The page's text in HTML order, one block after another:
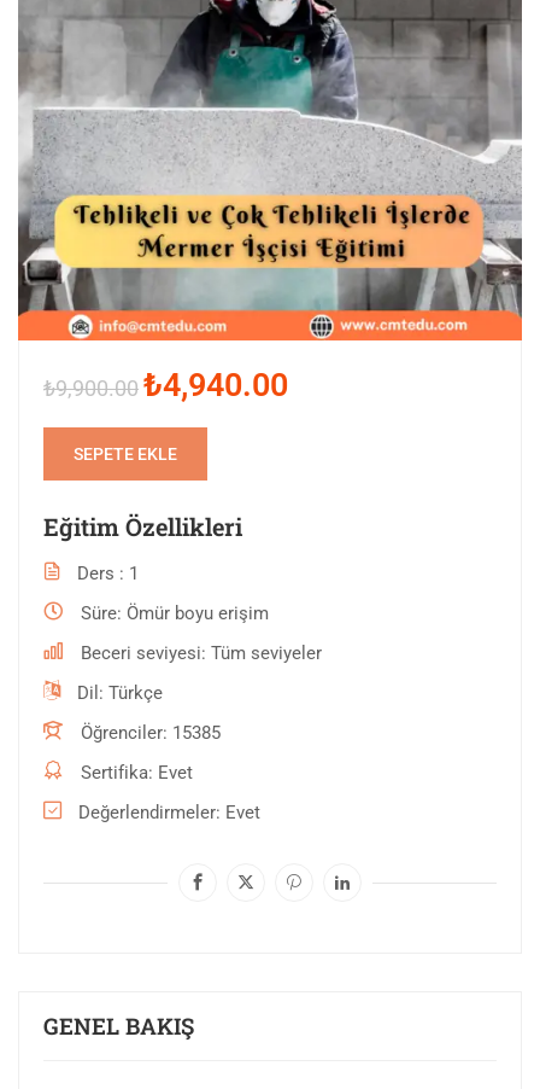
GENEL BAKIŞ
₺9,900.00₺4,940.00
SEPETE EKLE
Eğitim Özellikleri
Ders
1
Süre Ömür boyu erişim
Beceri seviyesi Tüm seviyeler
Dil
Türkçe
Öğrenciler 15385
Sertifika Evet
Değerlendirmeler Evet